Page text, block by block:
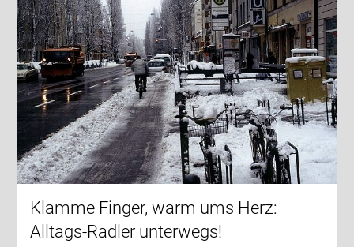
Klamme Finger, warm ums Herz:
Alltags-Radler unterwegs!